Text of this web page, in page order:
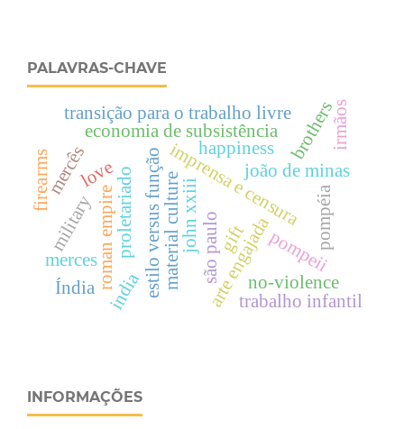
PALAVRAS-CHAVE
imprensa e censura
arte engajada
economia de subsistência
transição para o trabalho livre
são paulo
proletariado joão de minas
estilo versus funçãomaterial culture
roman empire pompeii
happiness
pompéia
no-violence
john xxiii
love
trabalho infantil
gift
merces
military
mercês
india
firearms
Índia
brothersirmãos
INFORMAÇÕES